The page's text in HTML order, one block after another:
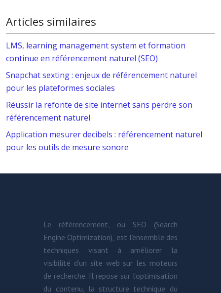
Articles similaires
LMS, learning management system et formation
continue en référencement naturel (SEO)
Snapchat sexting : enjeux de référencement naturel
pour les plateformes sociales
Réussir la refonte de site internet sans perdre son
référencement naturel
Application mesurer decibels : référencement naturel
pour les outils de mesure sonore
Le référencement, ou SEO (Search
Engine Optimization), est l’ensemble des
techniques visant à améliorer la
visibilité d’un site web sur les moteurs
de recherche. Il repose sur l’optimisation
du contenu, la structure technique du